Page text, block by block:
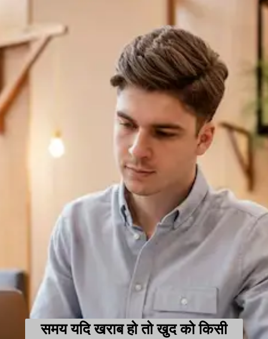
समय यदि खराब हो तो खुद को किसी